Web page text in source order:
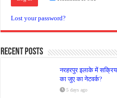
Lost your password?
Recent Posts
नरहरपुर इलाके में
का जुए का नेटवर्क?
5 days ago